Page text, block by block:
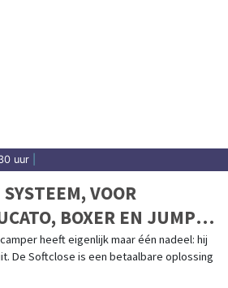
uur
VOOR
BOXER EN JUMPER
heeft eigenlijk maar één nadeel: hij
De Softclose is een betaalbare oplossing